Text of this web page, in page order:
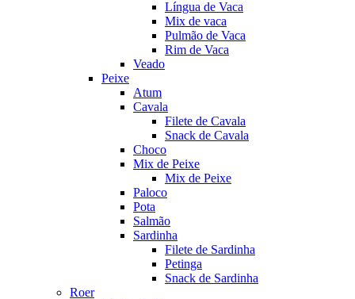
Língua de Vaca
Mix de vaca
Pulmão de Vaca
Rim de Vaca
Veado
Peixe
Atum
Cavala
Filete de Cavala
Snack de Cavala
Choco
Mix de Peixe
Mix de Peixe
Paloco
Pota
Salmão
Sardinha
Filete de Sardinha
Petinga
Snack de Sardinha
Roer